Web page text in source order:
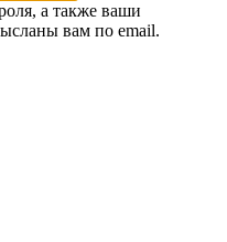
а также ваши
вам по email.